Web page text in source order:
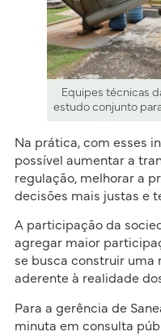
Equipes técnicas
estudo conjunto
Na prática, com esses
possível aumentar a
regulação, melhorar a
decisões mais justas e
A participação da
agregar maior
se busca construir uma
aderente à realidade
Para a gerência de
minuta em consulta